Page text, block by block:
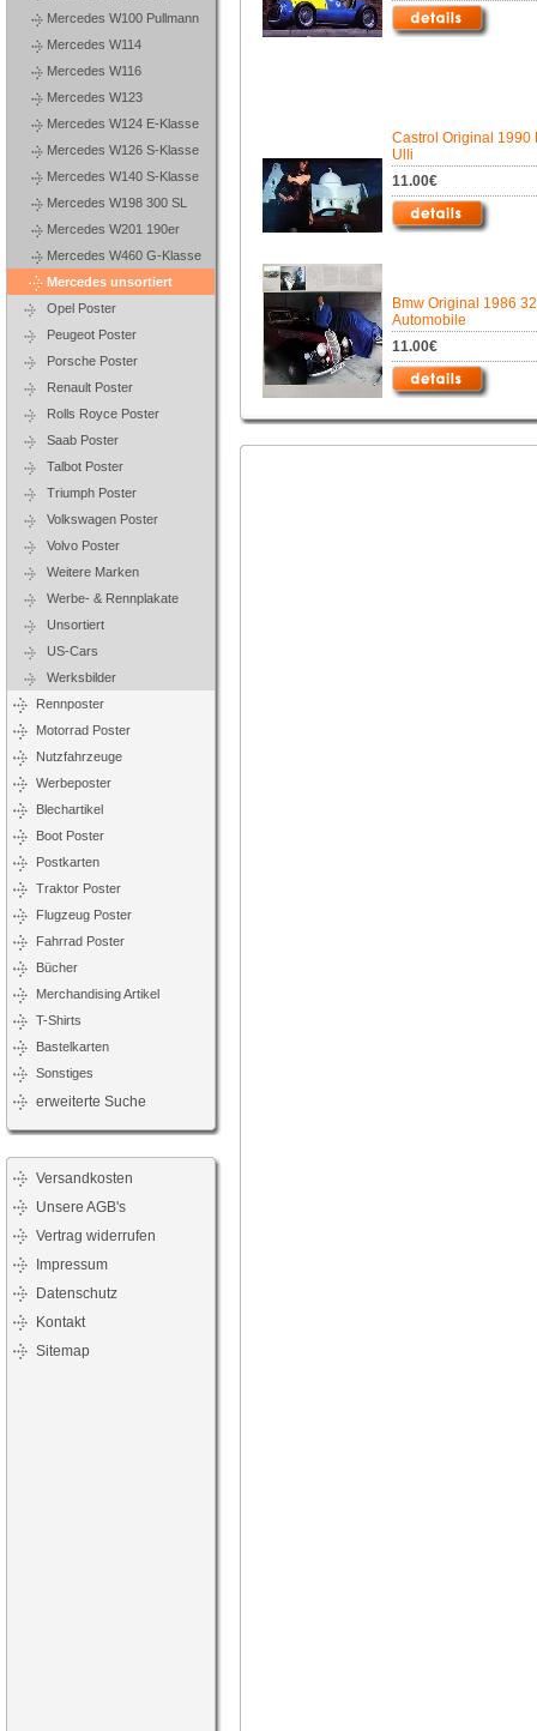
Mercedes W100 Pullmann
Mercedes W114
Mercedes W116
Mercedes W123
Mercedes W124 E-Klasse
Mercedes W126 S-Klasse
Mercedes W140 S-Klasse
Mercedes W198 300 SL
Mercedes W201 190er
Mercedes W460 G-Klasse
Mercedes unsortiert
Opel Poster
Peugeot Poster
Porsche Poster
Renault Poster
Rolls Royce Poster
Saab Poster
Talbot Poster
Triumph Poster
Volkswagen Poster
Volvo Poster
Weitere Marken
Werbe- & Rennplakate
Unsortiert
US-Cars
Werksbilder
Rennposter
Motorrad Poster
Nutzfahrzeuge
Werbeposter
Blechartikel
Boot Poster
Postkarten
Traktor Poster
Flugzeug Poster
Fahrrad Poster
Bücher
Merchandising Artikel
T-Shirts
Bastelkarten
Sonstiges
erweiterte Suche
Versandkosten
Unsere AGB's
Vertrag widerrufen
Impressum
Datenschutz
Kontakt
Sitemap
Castrol Original 1990
Ulli
11.00€
Bmw Original 1986
Automobile
11.00€